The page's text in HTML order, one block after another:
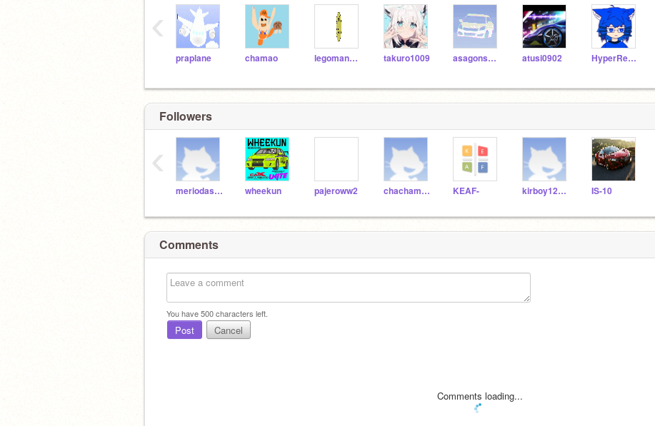
praplane chamao legoman344 takuro1009 asagonscar atusi0902 HyperRescueSHO
‹
Followers
meriodasudaisuki wheekun pajeroww2 chachamaru1 KEAF- kirboy12345 IS-10
‹
Comments
You have500characters left.
Post Cancel
Comments loading...